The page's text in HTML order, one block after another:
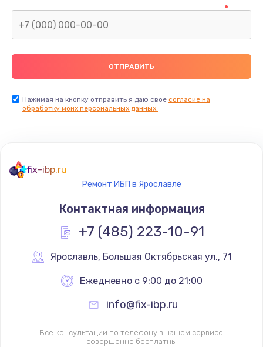
Нажимая на кнопку отправить я даю свое согласие на
обработку моих персональных данных.
fix-ibp.ru
Ремонт ИБП в Ярославле
Контактная информация
+7 (485) 223-10-91
Ярославль, Большая Октябрьская ул., 71
Ежедневно с 9:00 до 21:00
info@fix-ibp.ru
Все консультации по телефону в нашем сервисе
совершенно бесплатны